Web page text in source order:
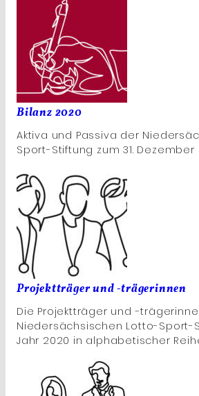
Bilanz 2020
Aktiva und Passiva der
Sport-Stiftung zum 31. Dezember
Projektträger und -trägerinnen
Die Projektträger und -
Niedersächsischen Lotto-Sport-
Jahr 2020 in alphabetischer